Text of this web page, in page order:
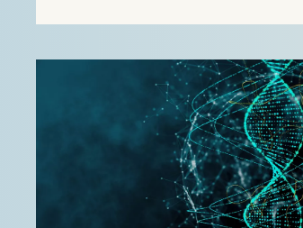
litigation en regulatory praktijk zijn we…